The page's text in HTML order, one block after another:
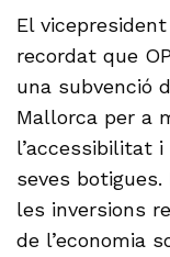
El
recordat que
una subvenció
Mallorca per a
l’accessibilitat
seves
les inversions
de l’economia